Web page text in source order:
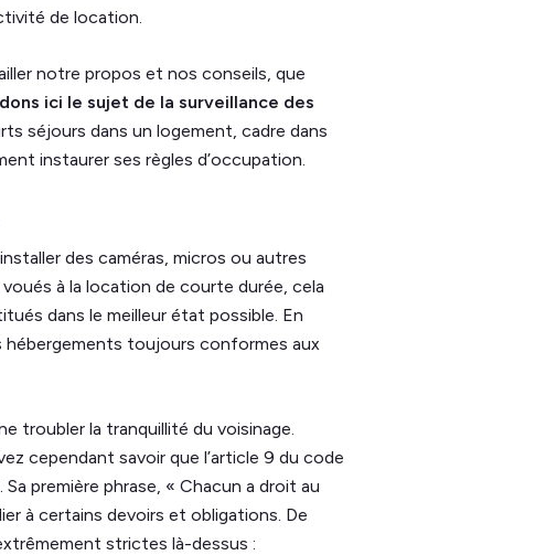
de location.
notre propos et nos conseils, que
ici le sujet de la surveillance des
séjours dans un logement, cadre dans
instaurer ses règles d’occupation.
des caméras, micros ou autres
à la location de courte durée, cela
dans le meilleur état possible. En
toujours conformes aux
troubler la tranquillité du voisinage.
cependant savoir que l’article 9 du code
première phrase, « Chacun a droit au
à certains devoirs et obligations. De
strictes là-dessus :